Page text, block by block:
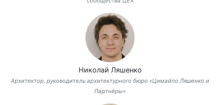
Николай Ляшенко
Архитектор, руководитель архитектурного бюро «Цимайло Ляшенко и
Партнёры»